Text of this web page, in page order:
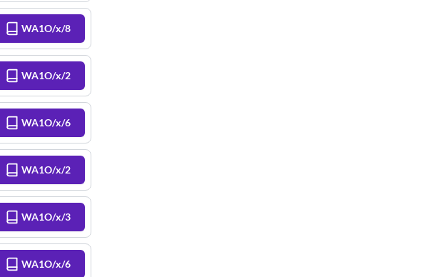
WA1O/x/8
WA1O/x/2
WA1O/x/6
WA1O/x/2
WA1O/x/3
WA1O/x/6